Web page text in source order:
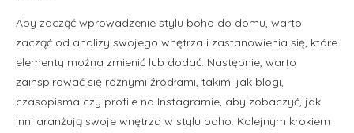
Aby zacząć wprowadzenie stylu boho do domu, warto
zacząć od analizy swojego wnętrza i zastanowienia się, które
elementy można zmienić lub dodać. Następnie, warto
zainspirować się różnymi źródłami, takimi jak blogi,
czasopisma czy profile na Instagramie, aby zobaczyć, jak
inni aranżują swoje wnętrza w stylu boho. Kolejnym krokiem